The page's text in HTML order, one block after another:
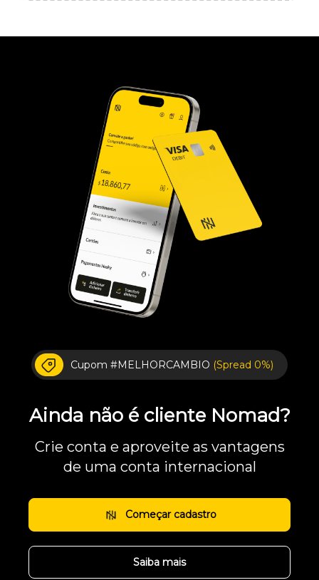
Cupom #MELHORCAMBIO (Spread 0%)
Ainda não é cliente Nomad?
Crie conta e aproveite as vantagens
de uma conta internacional
Começar cadastro
Saiba mais